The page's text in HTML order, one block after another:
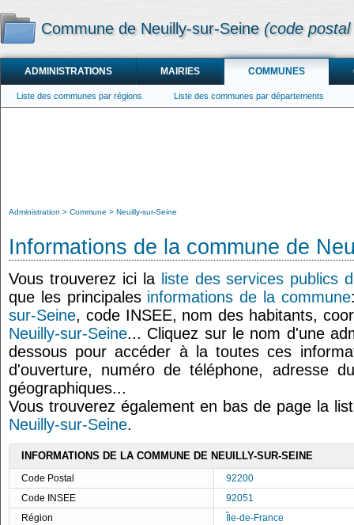
Commune de Neuilly-sur-Seine (code
ADMINISTRATIONS MAIRIES COMMUNES
Liste des communes par régions Liste des communes par départements
Administration Commune Neuilly-sur-Seine
Informations de la commune de
Vous trouverez ici la liste des services publics
que les principales informations de la commune
sur-Seine, code INSEE, nom des habitants,
Neuilly-sur-Seine... Cliquez sur le nom d'une
dessous pour accéder à la toutes ces
d'ouverture, numéro de téléphone, adresse
géographiques...
Vous trouverez également en bas de page la
Neuilly-sur-Seine.
INFORMATIONS DE LA COMMUNE DE NEUILLY-SUR-SEINE
Code Postal
92200
Code INSEE
92051
Région
Île-de-France